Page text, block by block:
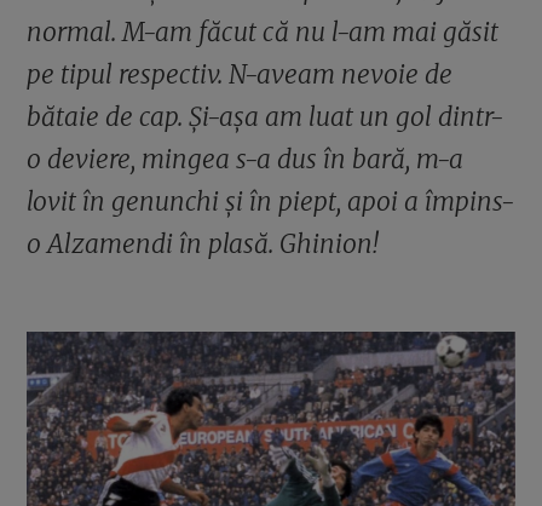
normal. M-am făcut că nu l-am mai găsit
pe tipul respectiv. N-aveam nevoie de
bătaie de cap. Și-așa am luat un gol dintr-
o deviere, mingea s-a dus în bară, m-a
lovit în genunchi și în piept, apoi a împins-
o Alzamendi în plasă. Ghinion!